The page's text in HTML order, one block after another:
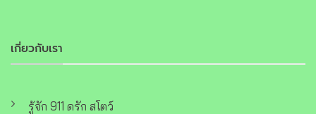
เกี่ยวกับเรา
รู้จัก 911 ดรัก สโตว์